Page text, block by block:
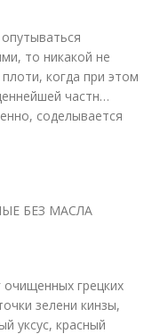
то никакой не
когда при этом
частн…
соделывается
БЕЗ МАСЛА
очищенных грецких
зелени кинзы,
уксус, красный